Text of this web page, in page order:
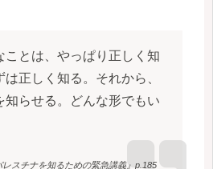
ことは、やっぱり正しく知
正しく知る。それから、
知らせる。どんな形でもい
スチナを知るための緊急講義』p.185